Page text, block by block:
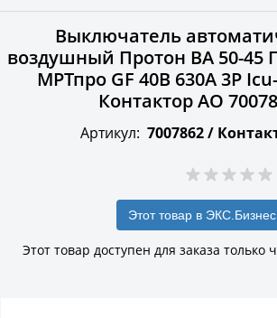
Выключатель
воздушный Протон ВА 50-45
МРТпро GF 40В 630А 3P
Контактор АО
Артикул: 7007862 /
Этот товар в ЭКС.Бизнес
Этот товар доступен для заказа только